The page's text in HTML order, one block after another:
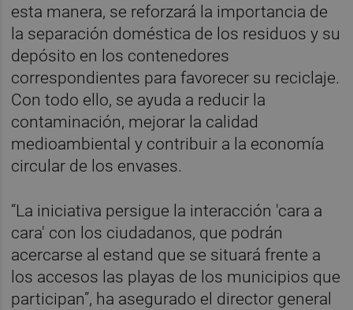
esta manera, se reforzará la importancia de
la separación doméstica de los residuos y su
depósito en los contenedores
correspondientes para favorecer su reciclaje.
Con todo ello, se ayuda a reducir la
contaminación, mejorar la calidad
medioambiental y contribuir a la economía
circular de los envases.
“La iniciativa persigue la interacción 'cara a
cara' con los ciudadanos, que podrán
acercarse al estand que se situará frente a
los accesos las playas de los municipios que
participan”, ha asegurado el director general